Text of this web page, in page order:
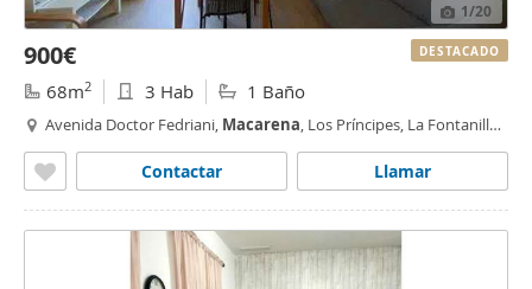
1/20
900€
68m2 3 Hab 1 Baño
Avenida Doctor Fedriani, Macarena, Los Príncipes, La Fontanilla,
Llamar
Contactar
DESTACADO